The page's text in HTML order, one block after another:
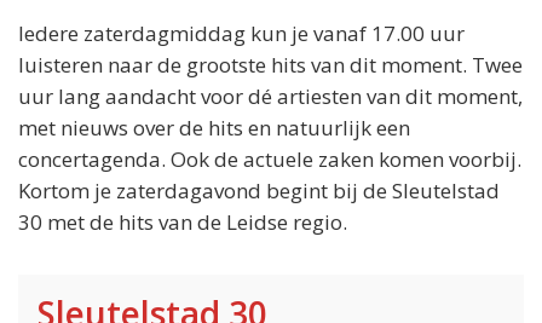
Iedere zaterdagmiddag kun je vanaf 17.00 uur
luisteren naar de grootste hits van dit moment. Twee
uur lang aandacht voor dé artiesten van dit moment,
met nieuws over de hits en natuurlijk een
concertagenda. Ook de actuele zaken komen voorbij.
Kortom je zaterdagavond begint bij de Sleutelstad
30 met de hits van de Leidse regio.
Sleutelstad 30